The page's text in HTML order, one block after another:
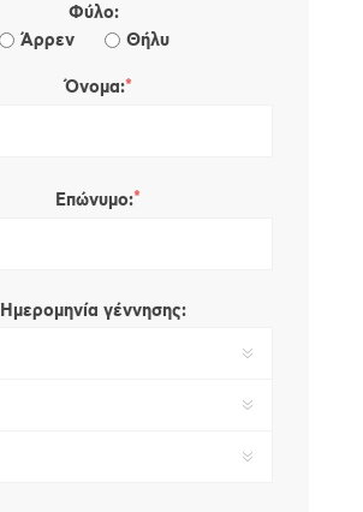
Φύλο:
Άρρεν
Θήλυ
Όνομα:*
Επώνυμο:*
Ημερομηνία γέννησης: